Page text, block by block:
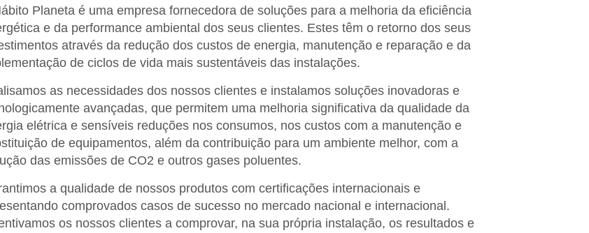
Planeta é uma empresa fornecedora de soluções para a melhoria da eficiência
e da performance ambiental dos seus clientes. Estes têm o retorno dos seus
através da redução dos custos de energia, manutenção e reparação e da
de ciclos de vida mais sustentáveis das instalações.
as necessidades dos nossos clientes e instalamos soluções inovadoras e
avançadas, que permitem uma melhoria significativa da qualidade da
elétrica e sensíveis reduções nos consumos, nos custos com a manutenção e
de equipamentos, além da contribuição para um ambiente melhor, com a
das emissões de CO2 e outros gases poluentes.
a qualidade de nossos produtos com certificações internacionais e
comprovados casos de sucesso no mercado nacional e internacional.
os nossos clientes a comprovar, na sua própria instalação, os resultados e